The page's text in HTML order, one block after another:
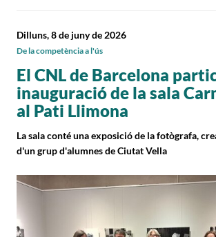
El CNL de Barcelona
inauguració de la sala
al Pati Llimona
La sala conté una exposició de la fotògrafa,
d'un grup d'alumnes de Ciutat Vella
Dilluns, 8 de juny de 2026
De la competència a l'ús